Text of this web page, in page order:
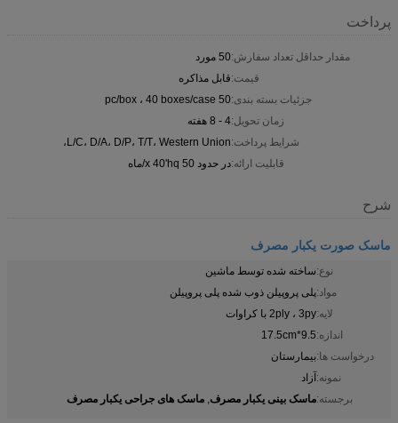
پرداخت
مقدار حداقل تعداد سفارش:50 مورد
قیمت:قابل مذاکره
جزئیات بسته بندی:50 pc/box ، 40 boxes/case
زمان تحویل:4 - 8 هفته
شرایط پرداخت:L/C، D/A، D/P، T/T، Western Union،
قابلیت ارائه:در حدود 50 x 40'hq/ماه
شرح
ماسک صورت یکبار مصرف
نوع:ساخته شده توسط ماشین
مواد:پلی پروپیلن ذوب شده پلی پروپیلن
لایه:2ply ، 3py با کراوات
اندازه:9.5*17.5cm
درخواست ها:بیمارستان
نمونه:آزاد
برجسته:ماسک بینی یکبار مصرف, ماسک های جراحی یکبار مصرف